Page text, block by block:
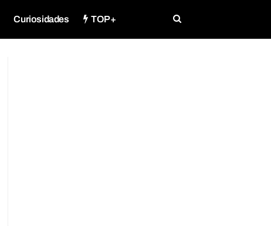
Curiosidades TOP+